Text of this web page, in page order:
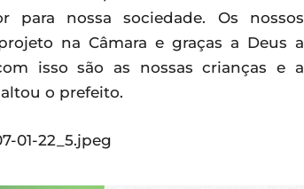
para nossa sociedade. Os nossos
na Câmara e graças a Deus a
isso são as nossas crianças e a
o prefeito.